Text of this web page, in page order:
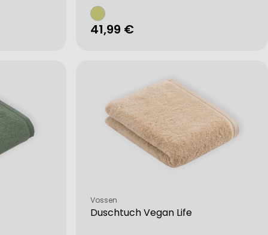
Regulärer
41,99 €
Duschtuch Vegan Life
Verkäufer:
Vossen